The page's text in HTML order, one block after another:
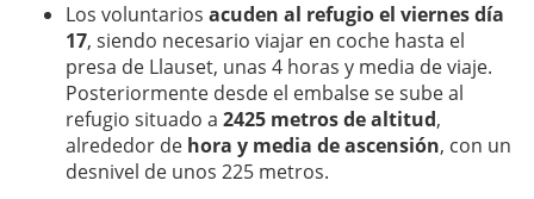
Los voluntarios acuden al refugio el viernes día
17, siendo necesario viajar en coche hasta el
presa de Llauset, unas 4 horas y media de viaje.
Posteriormente desde el embalse se sube al
refugio situado a 2425 metros de altitud,
alrededor de hora y media de ascensión, con un
desnivel de unos 225 metros.